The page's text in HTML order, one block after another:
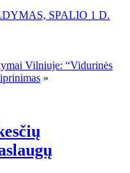
SPALIO 1 D.
Vilniuje: “Vidurinės
»